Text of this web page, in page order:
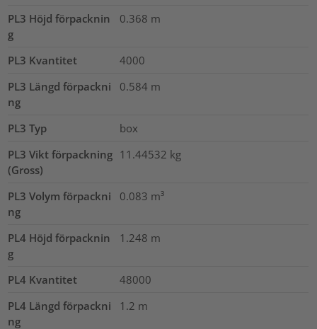
PL3 Höjd förpacknin
g
0.368 m
PL3 Kvantitet
4000
PL3 Längd förpackni
ng
0.584 m
PL3 Typ
box
PL3 Vikt förpackning
(Gross)
11.44532 kg
PL3 Volym förpackni
ng
0.083 m³
PL4 Höjd förpacknin
g
1.248 m
PL4 Kvantitet
48000
PL4 Längd förpackni
ng
1.2 m